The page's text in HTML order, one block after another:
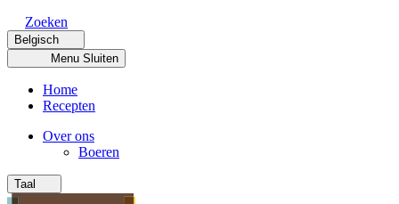
Zoeken
Belgisch
Menu Sluiten
Home
Recepten
Over ons
Boeren
Taal